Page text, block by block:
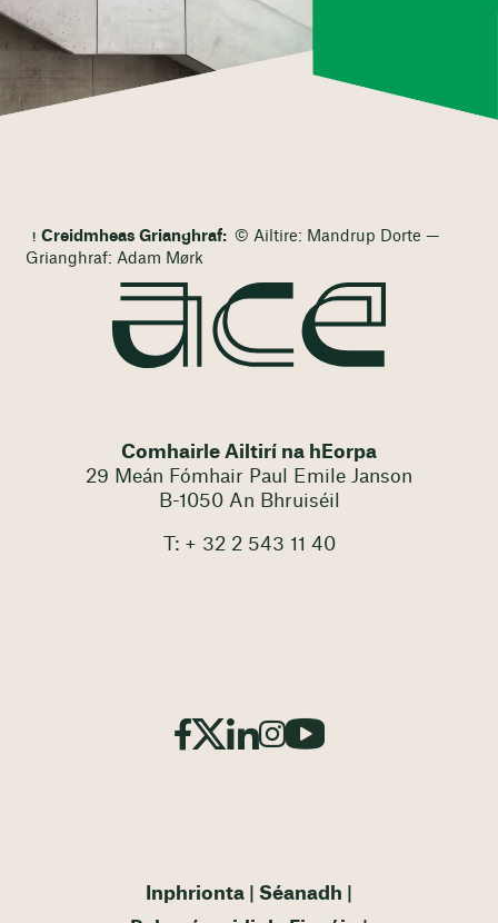
Creidmheas Grianghraf: © Ailtire: Mandrup Dorte —
Grianghraf: Adam Mørk
Comhairle Ailtirí na hEorpa
29 Meán Fómhair Paul Emile Janson
B-1050 An Bhruiséil
T: + 32 2 543 11 40
Inphrionta
Séanadh